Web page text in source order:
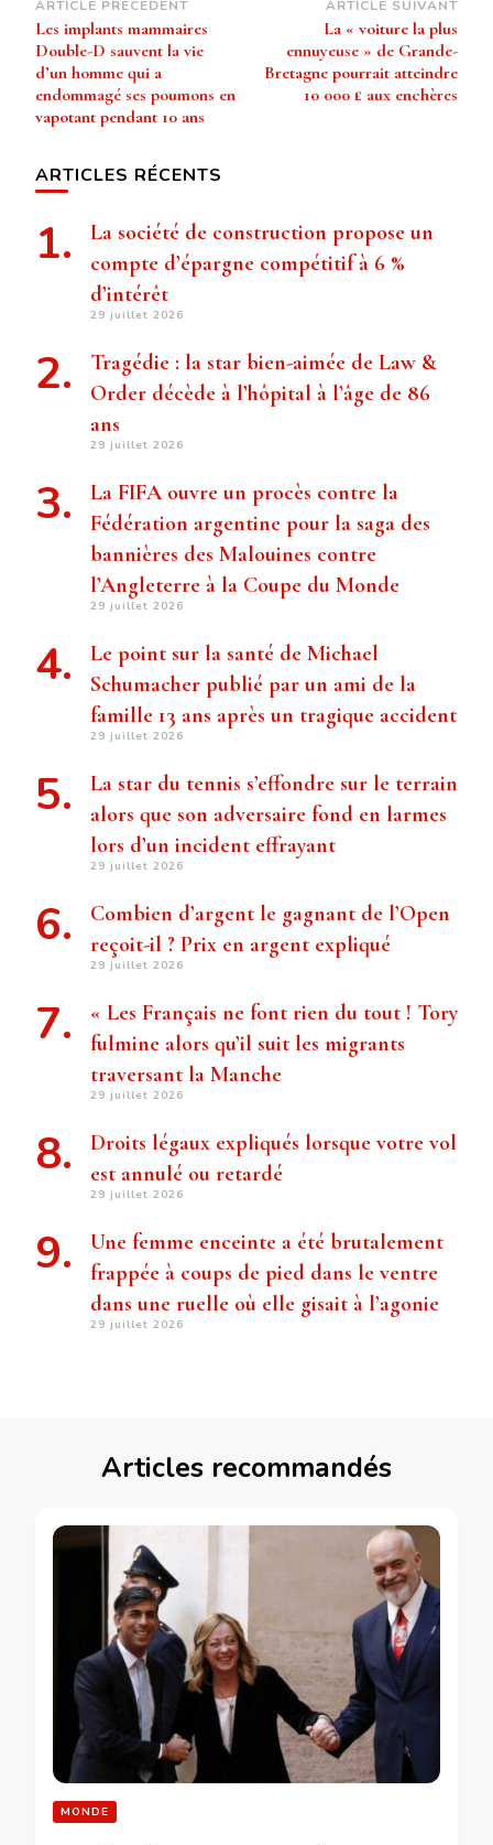
Navigation
d’article
ARTICLE PRÉCÉDENT
Les implants mammaires
Double-D sauvent la vie
d’un homme qui a
endommagé ses poumons en
vapotant pendant 10 ans
ARTICLE SUIVANT
La « voiture la plus
ennuyeuse » de Grande-
Bretagne pourrait atteindre
10 000 £ aux enchères
ARTICLES RÉCENTS
La société de construction propose un
compte d’épargne compétitif à 6 %
d’intérêt
29 juillet 2026
Tragédie : la star bien-aimée de Law &
Order décède à l’hôpital à l’âge de 86
ans
29 juillet 2026
La FIFA ouvre un procès contre la
Fédération argentine pour la saga des
bannières des Malouines contre
l’Angleterre à la Coupe du Monde
29 juillet 2026
Le point sur la santé de Michael
Schumacher publié par un ami de la
famille 13 ans après un tragique accident
29 juillet 2026
La star du tennis s’effondre sur le terrain
alors que son adversaire fond en larmes
lors d’un incident effrayant
29 juillet 2026
Combien d’argent le gagnant de l’Open
reçoit-il ? Prix ​​en argent expliqué
29 juillet 2026
« Les Français ne font rien du tout ! Tory
fulmine alors qu’il suit les migrants
traversant la Manche
29 juillet 2026
Droits légaux expliqués lorsque votre vol
est annulé ou retardé
29 juillet 2026
Une femme enceinte a été brutalement
frappée à coups de pied dans le ventre
dans une ruelle où elle gisait à l’agonie
29 juillet 2026
Articles recommandés
MONDE